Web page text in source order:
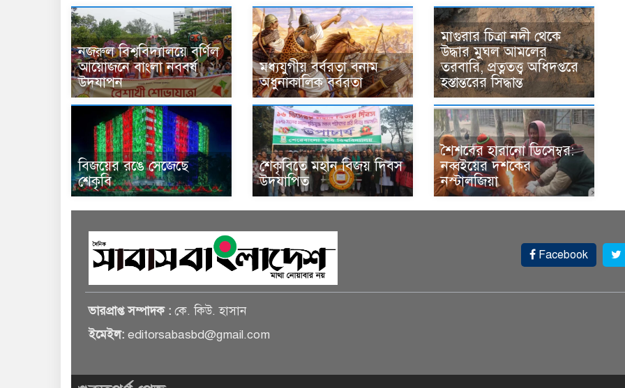
নজরুল বিশ্ববিদ্যালয়ে বর্ণিল
আয়োজনে বাংলা নববর্ষ
উদযাপন
মধ্যযুগীয় বর্বরতা বনাম
অধুনাকালিক বর্বরতা
মাগুরার চিত্রা নদী থেকে
উদ্ধার মুঘল আমলের
তরবারি, প্রত্নতত্ত্ব অধিদপ্তরে
হস্তান্তরের সিদ্ধান্ত
বিজয়ের রঙে সেজেছে
শেকৃবি
শেকৃবিতে মহান বিজয় দিবস
উদযাপিত
শৈশবের হারানো ডিসেম্বর:
নব্বইয়ের দশকের
নস্টালজিয়া
Facebook
ভারপ্রাপ্ত সম্পাদক : কে. কিউ. হাসান
ইমেইল: editorsabasbd@gmail.com